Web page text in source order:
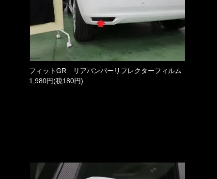
フィットGR リアバンパーリフレクターフィルム
1,980円(税180円)